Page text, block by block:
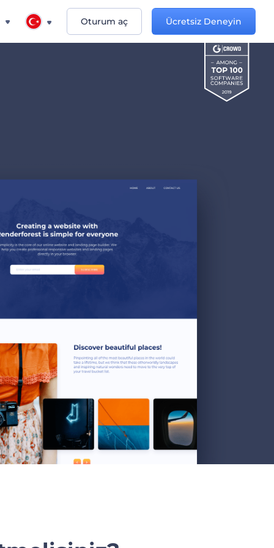
Oturum aç Ücretsiz Deneyin